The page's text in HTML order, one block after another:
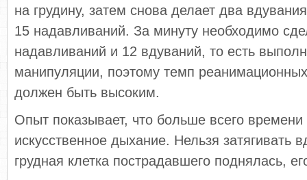
на грудину, затем снова делает два
15 надавливаний. За минуту необходимо
надавливаний и 12 вдуваний, то есть
манипуляции, поэтому темп
должен быть высоким.
Опыт показывает, что больше всего времени
искусственное дыхание. Нельзя затягивать
грудная клетка пострадавшего поднялась,